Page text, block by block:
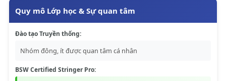
Quy mô Lớp học & Sự quan tâm
Đào tạo Truyền thống:
Nhóm đông, ít được quan tâm cá nhân
BSW Certified Stringer Pro: